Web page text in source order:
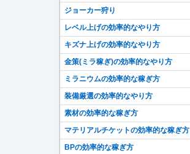
ジョーカー狩り
レベル上げの効率的なやり方
キズナ上げの効率的なやり方
金策(ミラ稼ぎ)の効率的なやり方
ミラニウムの効率的な稼ぎ方
装備厳選の効率的なやり方
素材の効率的な稼ぎ方
マテリアルチケットの効率的な稼ぎ方
BPの効率的な稼ぎ方